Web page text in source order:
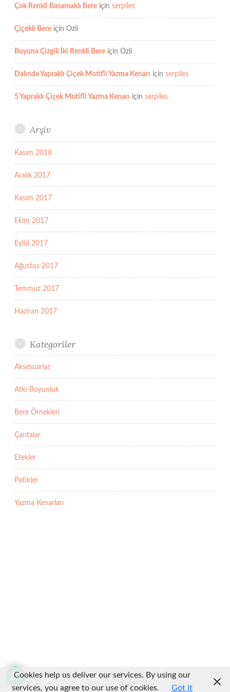
Çok Renkli Basamaklı Bere için serpiles
Çiçekli Bere için Ozii
Boyuna Çizgili İki Renkli Bere için Ozii
Dalında Yapraklı Çiçek Motifli Yazma Kenarı için serpiles
5 Yapraklı Çiçek Motifli Yazma Kenarı için serpiles
Arşiv
Kasım 2018
Aralık 2017
Kasım 2017
Ekim 2017
Eylül 2017
Ağustos 2017
Temmuz 2017
Haziran 2017
Kategoriler
Aksesuarlar
Atkı-Boyunluk
Bere Örnekleri
Çantalar
Etekler
Patikler
Yazma Kenarları
Cookies help us deliver our services. By using our
services, you agree to our use of cookies.
Got it